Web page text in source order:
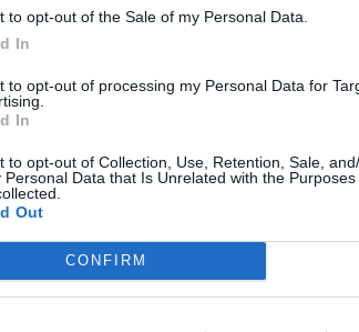
to opt-out of the Sale of my Personal Data.
In
to opt-out of processing my Personal Data for
In
to opt-out of Collection, Use, Retention, Sale,
Personal Data that Is Unrelated with the
Out
CONFIRM